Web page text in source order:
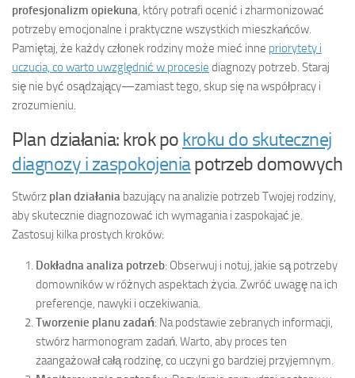
profesjonalizm opiekuna , który potrafi ocenić i zharmonizować
potrzeby emocjonalne i praktyczne wszystkich mieszkańców.
Pamiętaj, że każdy członek rodziny może mieć inne priorytety i
uczucia, co warto uwzględnić w procesie diagnozy potrzeb. Staraj
się nie być osądzający—zamiast tego, skup się na współpracy i
zrozumieniu.
Plan działania: krok po kroku do skutecznej
diagnozy i zaspokojeniapotrzeb domowych
Stwórz plan działania bazujący na analizie potrzeb Twojej rodziny,
aby skutecznie diagnozować ich wymagania i zaspokajać je.
Zastosuj kilka prostych kroków:
Dokładna analiza potrzeb: Obserwuj i notuj, jakie są potrzeby
domowników w różnych aspektach życia. Zwróć uwagę na ich
preferencje, nawyki i oczekiwania.
Tworzenie planu zadań: Na podstawie zebranych informacji,
stwórz harmonogram zadań. Warto, aby proces ten
zaangażował całą rodzinę, co uczyni go bardziej przyjemnym.